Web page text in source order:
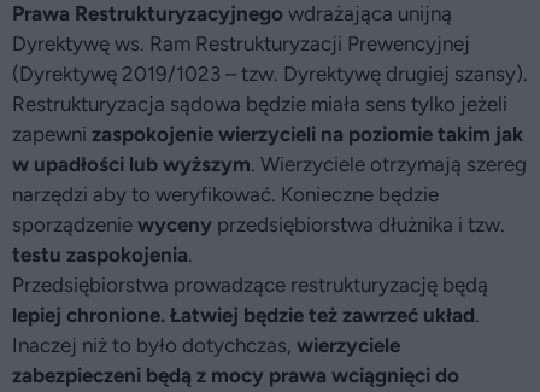
Prawa Restrukturyzacyjnego wdrażająca unijną
Dyrektywę ws. Ram Restrukturyzacji Prewencyjnej
(Dyrektywę 2019/1023 – tzw. Dyrektywę drugiej szansy).
Restrukturyzacja sądowa będzie miała sens tylko jeżeli
zapewni zaspokojenie wierzycieli na poziomie takim jak
w upadłości lub wyższym. Wierzyciele otrzymają szereg
narzędzi aby to weryfikować. Konieczne będzie
sporządzenie wyceny przedsiębiorstwa dłużnika i tzw.
testu zaspokojenia.
Przedsiębiorstwa prowadzące restrukturyzację będą
lepiej chronione. Łatwiej będzie też zawrzeć układ.
Inaczej niż to było dotychczas, wierzyciele
zabezpieczeni będą z mocy prawa wciągnięci do